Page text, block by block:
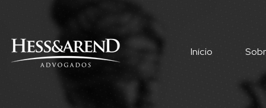
Início